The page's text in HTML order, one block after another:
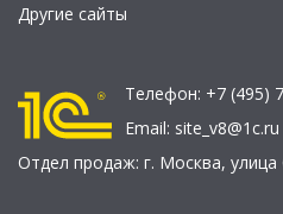
Другие сайты
Телефон: +7 (495)
Email: site_v8@1c.ru
Отдел продаж: г. Москва, улица